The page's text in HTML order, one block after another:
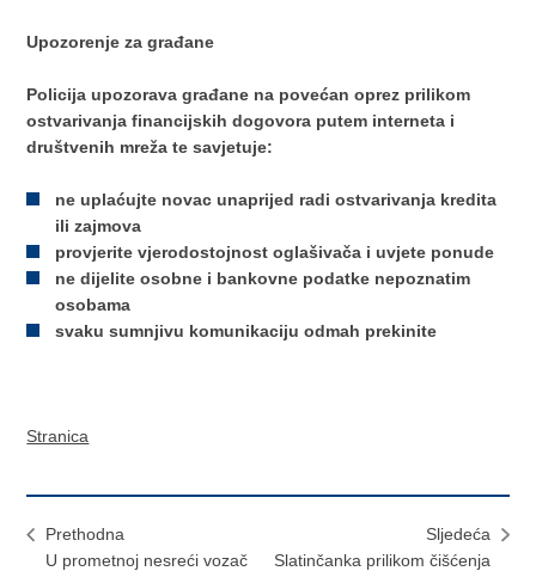
Upozorenje za građane
Policija upozorava građane na povećan oprez prilikom
ostvarivanja financijskih dogovora putem interneta i
društvenih mreža te savjetuje:
ne uplaćujte novac unaprijed radi ostvarivanja kredita
ili zajmova
provjerite vjerodostojnost oglašivača i uvjete ponude
ne dijelite osobne i bankovne podatke nepoznatim
osobama
svaku sumnjivu komunikaciju odmah prekinite
Stranica
Prethodna
U prometnoj nesreći vozač
Sljedeća
Slatinčanka prilikom čišćenja